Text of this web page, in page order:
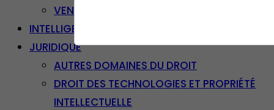
VENTE – RELATION CLIENT
INTELLIGENCE ARTIFICIELLE
JURIDIQUE
AUTRES DOMAINES DU DROIT
DROIT DES TECHNOLOGIES ET PROPRIÉTÉ
INTELLECTUELLE